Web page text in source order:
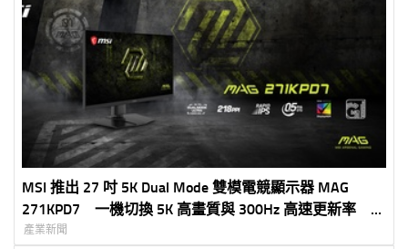
MSI 推出 27 吋 5K Dual Mode 雙模電競顯示器 MAG
271KPD7 一機切換 5K 高畫質與 300Hz 高速更新率 滿
足創作、娛樂與電競需求
產業新聞